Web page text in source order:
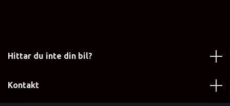
Hittar du inte din bil?
Kontakt